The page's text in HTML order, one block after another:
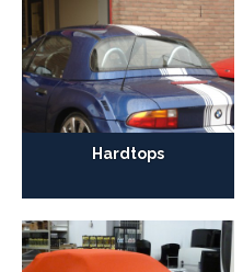
Hardtops